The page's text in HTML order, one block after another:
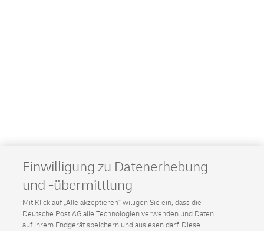
Einwilligung zu Datenerhebung
und -übermittlung
Mit Klick auf „Alle akzeptieren” willigen Sie ein, dass die
Deutsche Post AG alle Technologien verwenden und Daten
auf Ihrem Endgerät speichern und auslesen darf. Diese